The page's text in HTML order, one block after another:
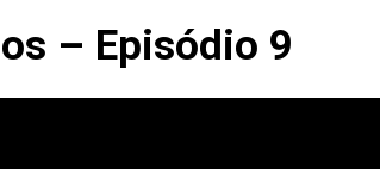
– Episódio 9